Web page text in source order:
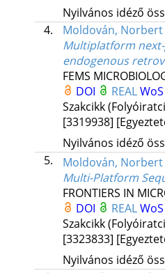
Nyilvános idéző
4.
Moldován, Norbert
Multiplatform
endogenous
FEMS
DOI
REALWoS
Szakcikk
[3319938]
Nyilvános idéző
5.
Moldován, Norbert
Multi-Platform
FRONTIERS IN
DOI
REALWoS
Szakcikk
[3323833]
Nyilvános idéző